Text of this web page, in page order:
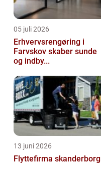
05 juli 2026
Erhvervsrengøring i
Farvskov skaber sunde
og indby...
13 juni 2026
Flyttefirma skanderborg